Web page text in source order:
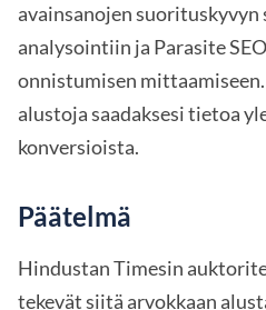
avainsanojen
analysointiin ja Parasite
onnistumisen
alustoja saadaksesi tietoa
konversioista.
Päätelmä
Hindustan Timesin
tekevät siitä arvokkaan